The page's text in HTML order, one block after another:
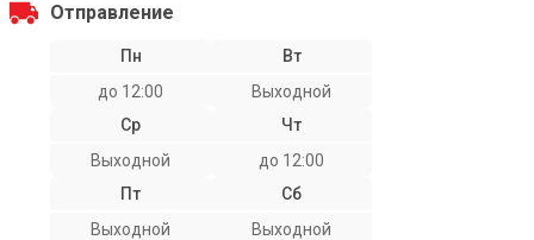
Отправление
Пн
до 12:00
Вт
Выходной
Ср
Выходной
Чт
до 12:00
Пт
Выходной
Сб
Выходной